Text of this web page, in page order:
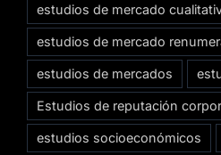
estudios de mercado
estudios de mercado
estudios de mercados
Estudios de reputación
estudios socioeconómicos